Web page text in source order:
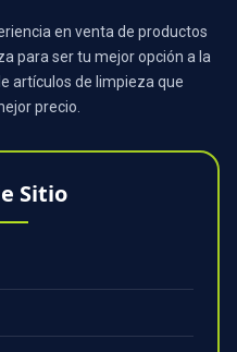
Sitio
en venta de productos
para ser tu mejor opción a la
artículos de limpieza que
precio.